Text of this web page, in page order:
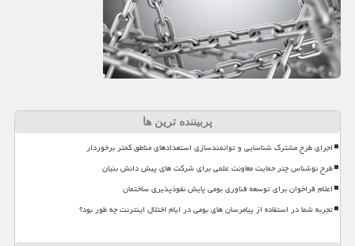
پربیننده ترین ها
اجرای طرح مشترک شناسایی و توانمندسازی استعدادهای مناطق کمتر برخوردار
طرح نوشناس چتر حمایت معاونت علمی برای شرکت های پیش دانش بنیان
اعلام فراخوان برای توسعه فناوری بومی پایش نفوذپذیری ساختمان
تجربه شما در استفاده از پیامرسان های بومی در ایام اختلال اینترنت چه طور بود؟